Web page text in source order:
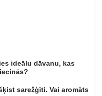
ideālu dāvanu, kas
sarežģīti. Vai aromāts